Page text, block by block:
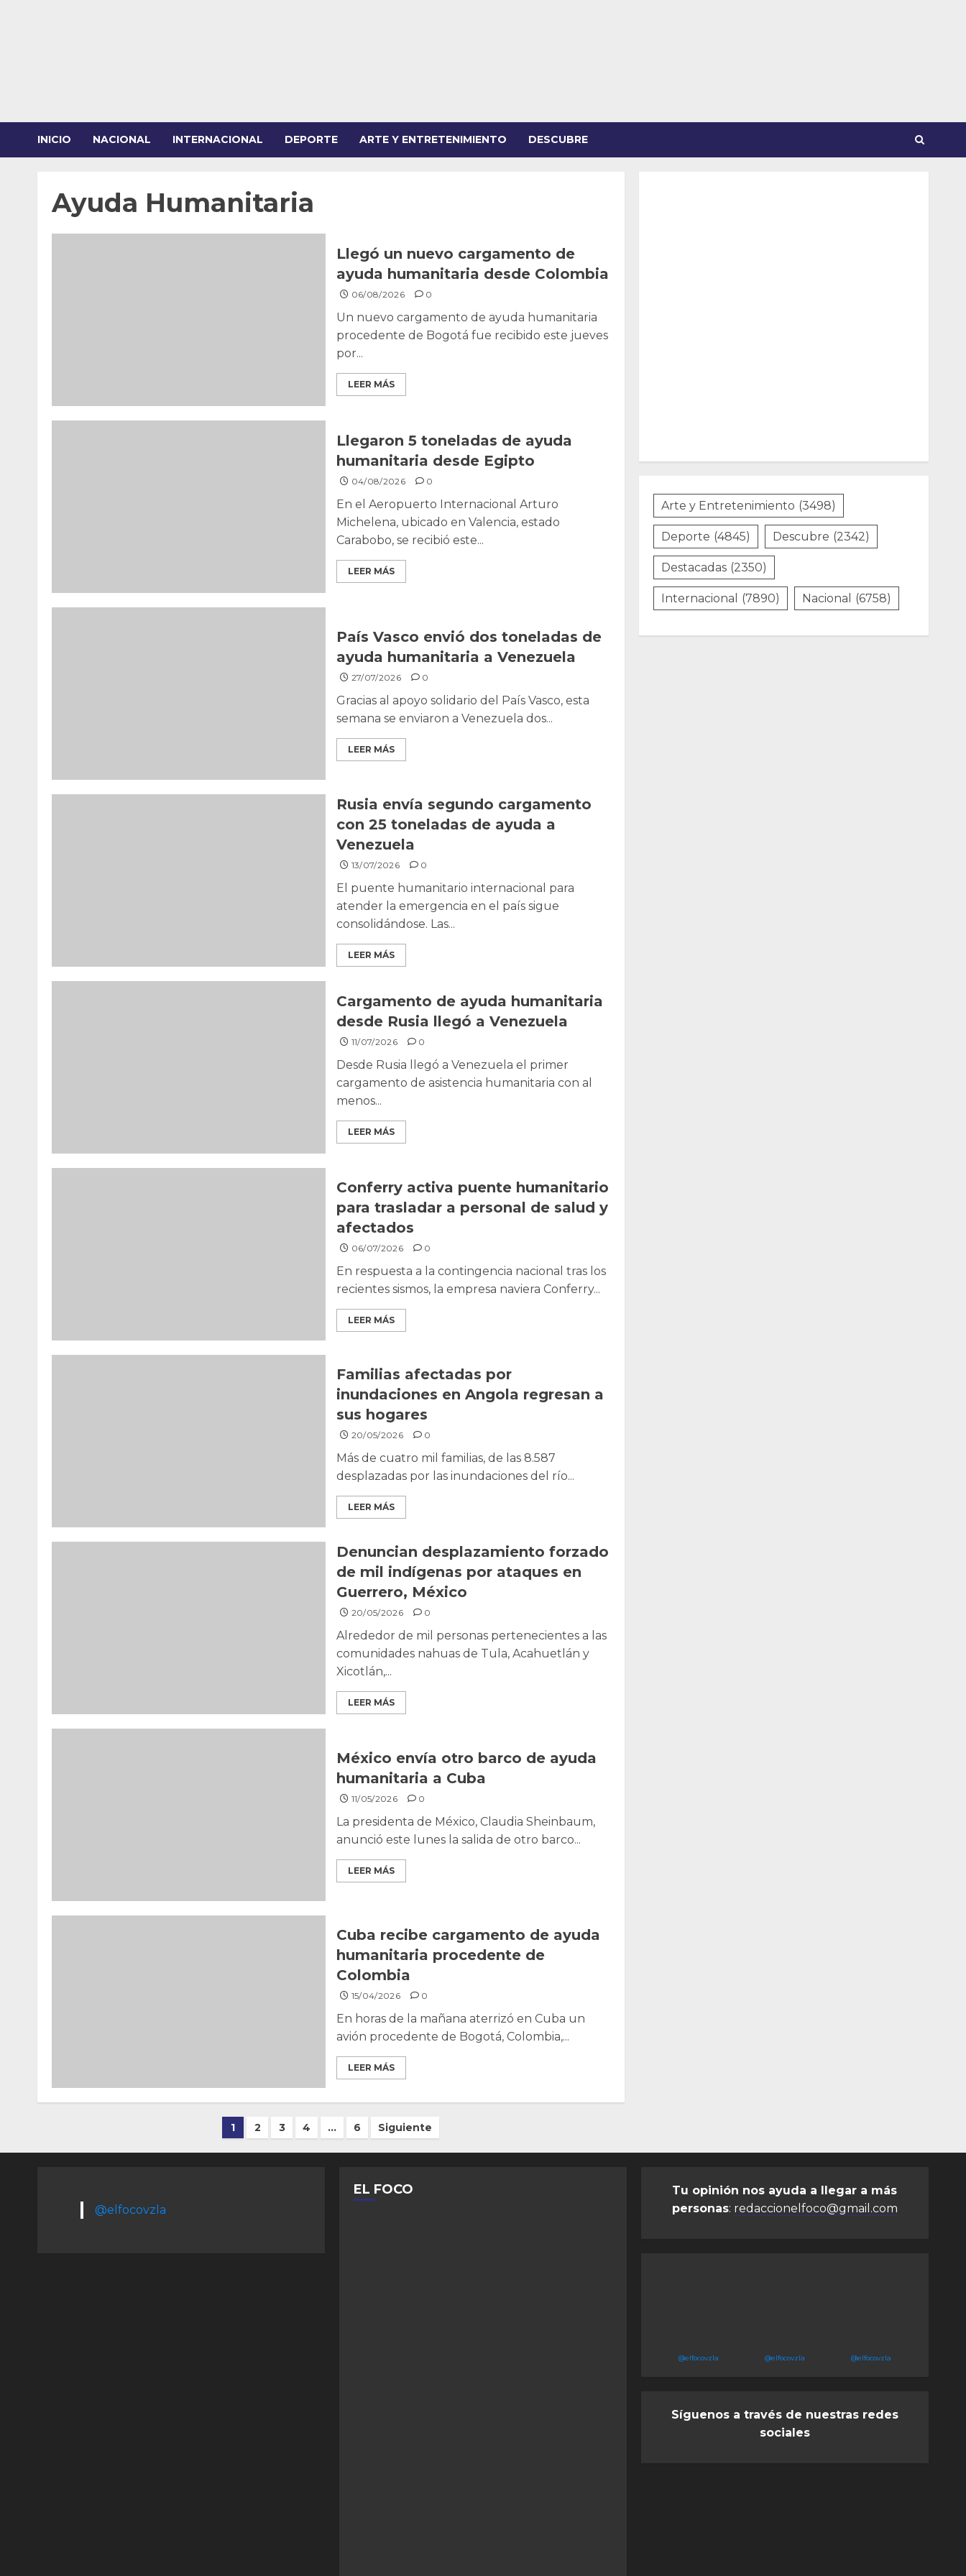
INICIO NACIONAL INTERNACIONAL DEPORTE ARTE Y ENTRETENIMIENTO DESCUBRE
Ayuda Humanitaria
Llegó un nuevo cargamento de
ayuda humanitaria desde Colombia
06/08/2026 0
Un nuevo cargamento de ayuda humanitaria
procedente de Bogotá fue recibido este jueves
por...
LEER MÁS
Llegaron 5 toneladas de ayuda
humanitaria desde Egipto
04/08/2026 0
En el Aeropuerto Internacional Arturo
Michelena, ubicado en Valencia, estado
Carabobo, se recibió este...
LEER MÁS
País Vasco envió dos toneladas de
ayuda humanitaria a Venezuela
27/07/2026 0
Gracias al apoyo solidario del País Vasco, esta
semana se enviaron a Venezuela dos...
LEER MÁS
Rusia envía segundo cargamento
con 25 toneladas de ayuda a
Venezuela
13/07/2026 0
El puente humanitario internacional para
atender la emergencia en el país sigue
consolidándose. Las...
LEER MÁS
Cargamento de ayuda humanitaria
desde Rusia llegó a Venezuela
11/07/2026 0
Desde Rusia llegó a Venezuela el primer
cargamento de asistencia humanitaria con al
menos...
LEER MÁS
Conferry activa puente humanitario
para trasladar a personal de salud y
afectados
06/07/2026 0
En respuesta a la contingencia nacional tras los
recientes sismos, la empresa naviera Conferry...
LEER MÁS
Familias afectadas por
inundaciones en Angola regresan a
sus hogares
20/05/2026 0
Más de cuatro mil familias, de las 8.587
desplazadas por las inundaciones del río...
LEER MÁS
Denuncian desplazamiento forzado
de mil indígenas por ataques en
Guerrero, México
20/05/2026 0
Alrededor de mil personas pertenecientes a las
comunidades nahuas de Tula, Acahuetlán y
Xicotlán,...
LEER MÁS
México envía otro barco de ayuda
humanitaria a Cuba
11/05/2026 0
La presidenta de México, Claudia Sheinbaum,
anunció este lunes la salida de otro barco...
LEER MÁS
Cuba recibe cargamento de ayuda
humanitaria procedente de
Colombia
15/04/2026 0
En horas de la mañana aterrizó en Cuba un
avión procedente de Bogotá, Colombia,...
LEER MÁS
de
1 2 3 4 … 6 Siguiente
Arte y Entretenimiento (3498)
Deporte (4845) Descubre (2342)
Destacadas (2350)
Internacional (7890) Nacional (6758)
@elfocovzla
EL FOCO
Tu opinión nos ayuda a llegar a más
personas: redaccionelfoco@gmail.com
@elfocovzla @elfocovzla @elfocovzla
Síguenos a través de nuestras redes
sociales